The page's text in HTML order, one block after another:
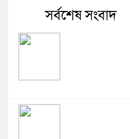
সর্বশেষ সংবাদ